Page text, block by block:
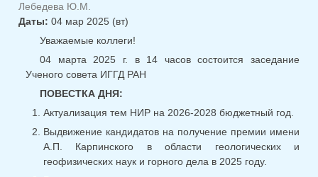
Лебедева Ю.М.
Даты: 04 мар 2025 (вт)
Уважаемые коллеги!
04 марта 2025 г. в 14 часов состоится заседание
Ученого совета ИГГД РАН
ПОВЕСТКА ДНЯ:
Актуализация тем НИР на 2026-2028 бюджетный год.
Выдвижение кандидатов на получение премии имени
А.П. Карпинского в области геологических и
геофизических наук и горного дела в 2025 году.